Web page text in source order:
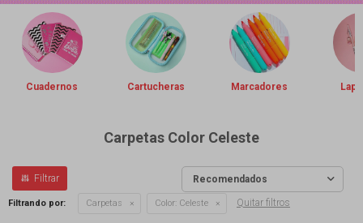
Cuadernos Cartucheras Marcadores
Carpetas Color Celeste
Recomendados
Filtrando por: Carpetas Color: Celeste Quitar filtros